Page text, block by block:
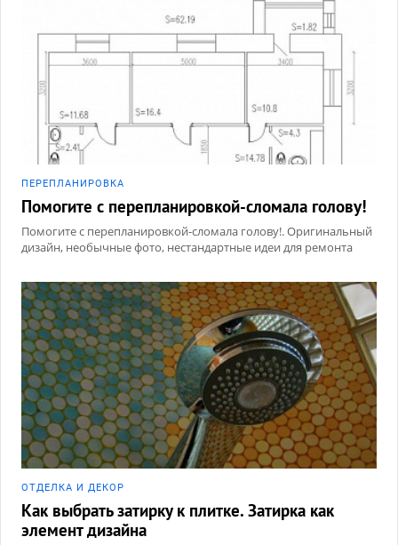
ПЕРЕПЛАНИРОВКА
Помогите с перепланировкой-сломала голову!
Помогите с перепланировкой-сломала голову!. Оригинальный
дизайн, необычные фото, нестандартные идеи для ремонта
ОТДЕЛКА И ДЕКОР
Как выбрать затирку к плитке. Затирка как
элемент дизайна